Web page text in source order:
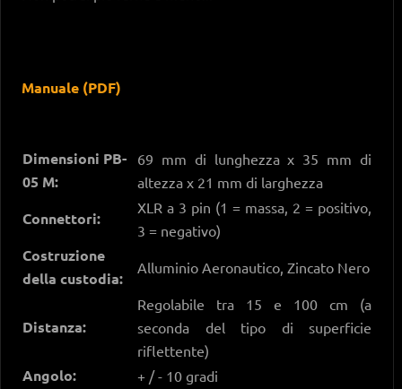
Manuale (PDF)
Dimensioni PB-
05 M:
69 mm di lunghezza x 35 mm di
altezza x 21 mm di larghezza
Connettori:
XLR a 3 pin (1 = massa, 2 = positivo,
3 = negativo)
Costruzione
della custodia:
Alluminio Aeronautico, Zincato Nero
Distanza:
Regolabile tra 15 e 100 cm (a
seconda del tipo di superficie
riflettente)
Angolo: + / - 10 gradi